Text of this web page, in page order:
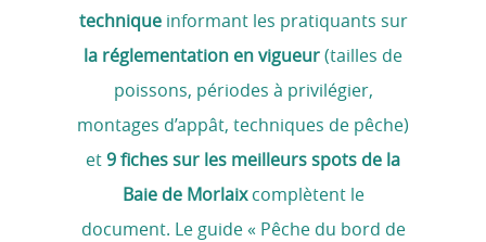
techniqueinformant les pratiquants sur
la réglementation en vigueur(tailles de
poissons, périodes à privilégier,
montages d’appât, techniques de pêche)
et9 fiches sur les meilleurs spots de la
Baie de Morlaixcomplètent le
document. Le guide « Pêche du bord de